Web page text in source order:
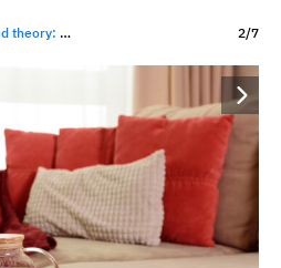
interiér něco červeného 2/7